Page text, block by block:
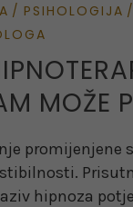
PSIHOLOGIJA
MOŽE
promijenjene
hipnoza